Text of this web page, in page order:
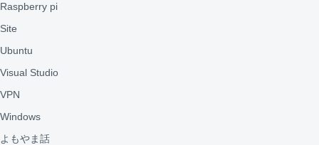
Raspberry pi
Site
Ubuntu
Visual Studio
VPN
Windows
よもやま話